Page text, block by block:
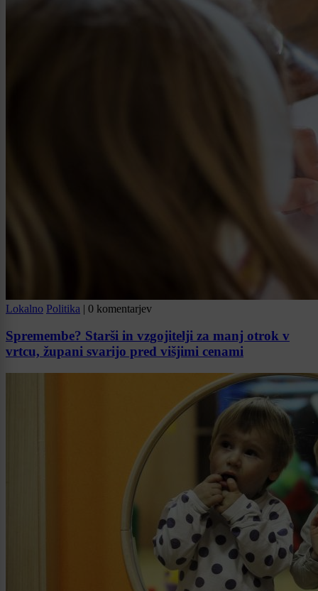
Lokalno Politika | 0 komentarjev
Spremembe? Starši in vzgojitelji za manj otrok v
vrtcu, župani svarijo pred višjimi cenami